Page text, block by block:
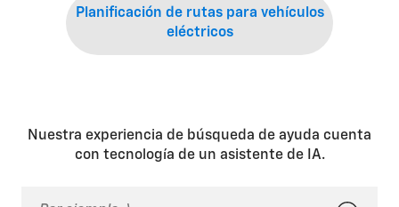
Planificación de rutas para vehículos
eléctricos
Nuestra experiencia de búsqueda de ayuda cuenta
con tecnología de un asistente de IA.